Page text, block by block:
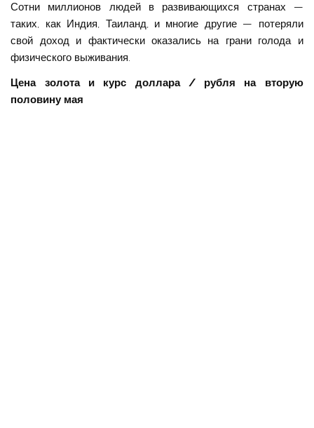
Сотни миллионов людей в развивающихся странах —
таких, как Индия, Таиланд, и многие другие — потеряли
свой доход и фактически оказались на грани голода и
физического выживания.
Цена золота и курс доллара / рубля на вторую
половину мая